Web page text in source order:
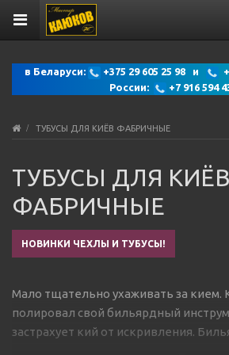
в Беларуси: +375 29 605 25 98 и
России:
+7 916 594
ТУБУСЫ ДЛЯ КИЁВ ФАБРИЧНЫЕ
ТУБУСЫ ДЛЯ КИЁВ
ФАБРИЧНЫЕ
НОВИНКИ ЧЕХЛЫ И ТУБУСЫ!
Мало тщательно ухаживать за кием.
полировал свой бильярдный
застрахует кий от искривления.